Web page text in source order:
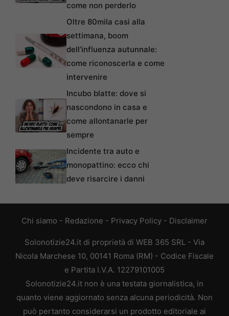
come non perderlo
Oltre 80mila casi alla
settimana, boom
dell’influenza autunnale:
come riconoscerla e come
intervenire
Incubo blatte: dove si
nascondono in casa e
come allontanarle per
sempre
Incidente tra auto e
monopattino: ecco chi
deve risarcire i danni
Chi siamo - Redazione - Privacy Policy - Disclaimer
Solonotizie24.it di proprietà di WEB 365 SRL - Via
Nicola Marchese 10, 00141 Roma (RM) - Codice Fiscale
e Partita I.V.A. 12279101005
Solonotizie24.it non è una testata giornalistica, in
quanto viene aggiornato senza alcuna periodicità. Non
può pertanto considerarsi un prodotto editoriale ai